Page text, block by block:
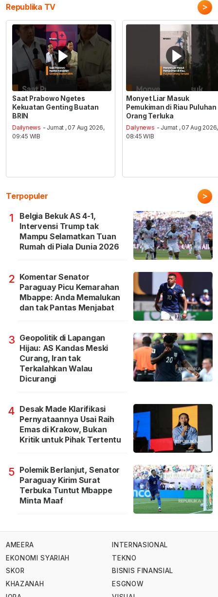
Republika TV >
Saat Prabowo Ngetes
Kekuatan Genting Buatan
BRIN
Dailynews - Jumat , 07 Aug 2026,
09:45 WIB
Monyet Liar Masuk
Pemukiman di Riau Puluhan
Orang Terluka
Dailynews - Jumat , 07 Aug 2026,
08:45 WIB
Terpopuler >
1
Belgia Bekuk AS 4-1,
Intervensi Trump tak
Mampu Selamatkan Tuan
Rumah di Piala Dunia 2026
2 Komentar Senator
Paraguay Picu Kemarahan
Mbappe: Anda Memalukan
dan tak Pantas Menjabat
3 Geopolitik di Lapangan
Hijau: AS Kandas Meski
Curang, Iran tak
Terkalahkan Walau
Dicurangi
4 Desak Made Klarifikasi
Pernyataannya Usai Raih
Emas di Krakow, Bukan
Kritik untuk Pihak Tertentu
5 Polemik Berlanjut, Senator
Paraguay Kirim Surat
Terbuka Tuntut Mbappe
Minta Maaf
AMEERA
EKONOMI SYARIAH
SKOR
KHAZANAH
INTERNASIONAL
TEKNO
BISNIS FINANSIAL
ESGNOW